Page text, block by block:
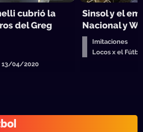
cubrió la
del Greg
13/04/2020
Sinsol y el
Nacional y
Imitaciones
Locos x el